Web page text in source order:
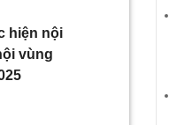
hiện nội
vùng